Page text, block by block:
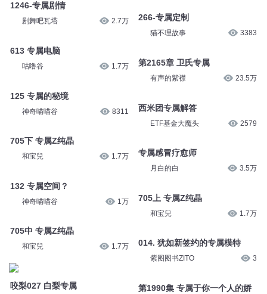
1246-专属剧情
剧舞吧瓦塔 2.7万
613 专属电脑
咕噜谷 1.7万
125 专属的秘境
神奇喵喵谷 8311
705下 专属Z纯晶
和宝兒 1.7万
132 专属空间？
神奇喵喵谷 1万
705中 专属Z纯晶
和宝兒 1.7万
咬梨027 白梨专属
266-专属定制
猫不理故事 3383
第2165章 卫氏专属
有声的紫襟 23.5万
西米团专属解答
ETF基金大魔头 2579
专属感冒疗愈师
月白的白 3.5万
705上 专属Z纯晶
和宝兒 1.7万
014. 犹如新签约的专属模特
紫图图书ZITO 3
第1990集 专属于你一个人的娇